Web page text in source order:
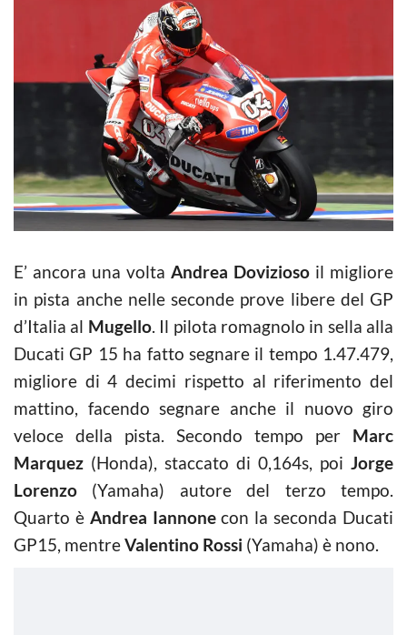
E’ ancora una volta Andrea Dovizioso il migliore
in pista anche nelle seconde prove libere del GP
d’Italia al Mugello. Il pilota romagnolo in sella alla
Ducati GP 15 ha fatto segnare il tempo 1.47.479,
migliore di 4 decimi rispetto al riferimento del
mattino, facendo segnare anche il nuovo giro
veloce della pista. Secondo tempo per Marc
Marquez (Honda), staccato di 0,164s, poi Jorge
Lorenzo (Yamaha) autore del terzo tempo.
Quarto è Andrea Iannonecon la seconda Ducati
GP15, mentreValentino Rossi (Yamaha) è nono.